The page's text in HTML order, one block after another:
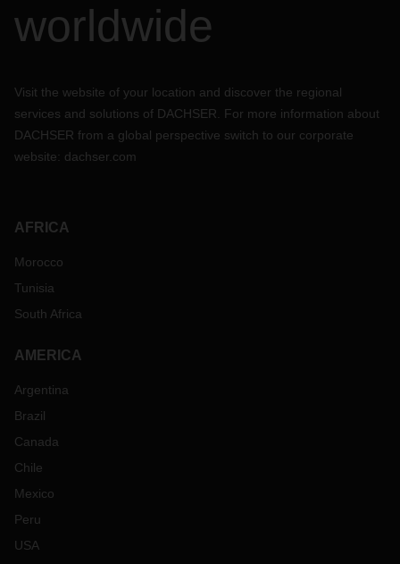
worldwide
Visit the website of your location and discover the regional
services and solutions of DACHSER. For more information about
DACHSER from a global perspective switch to our corporate
website: dachser.com
AFRICA
Morocco
Tunisia
South Africa
AMERICA
Argentina
Brazil
Canada
Chile
Mexico
Peru
USA